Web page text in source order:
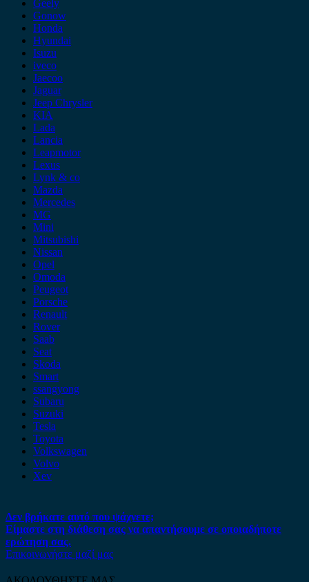
Geely
Gonow
Honda
Hyundai
Isuzu
iveco
Jaecoo
Jaguar
Jeep Chrysler
KIA
Lada
Lancia
Leapmotor
Lexus
Lynk & co
Mazda
Mercedes
MG
Mini
Mitsubishi
Nissan
Opel
Omoda
Peugeot
Porsche
Renault
Rover
Saab
Seat
Skoda
Smart
ssangyong
Subaru
Suzuki
Tesla
Toyota
Volkswagen
Volvo
Xev
Δεν βρήκατε αυτό που ψάχνετε;
Είμαστε στη διάθεση σας να απαντήσουμε σε οποιαδήποτε
ερώτηση σας.
Επικοινωνήστε μαζί μας